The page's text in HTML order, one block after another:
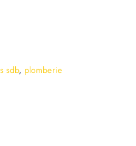
sdb, plomberie